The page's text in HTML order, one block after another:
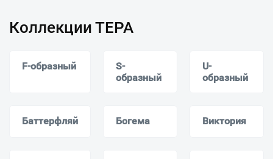
Коллекции ТЕРА
F-образный
S-
образный
U-
образный
Баттерфляй Богема Виктория